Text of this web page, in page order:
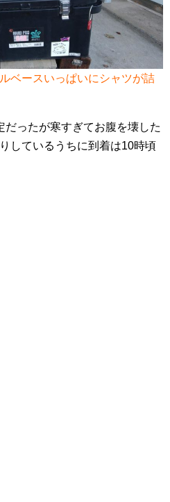
ベースいっぱいにシャツが詰
ったが寒すぎてお腹を壊した
しているうちに到着は10時頃